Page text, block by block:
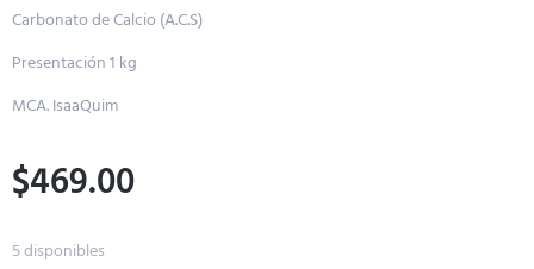
Carbonato de Calcio (A.C.S)
Presentación 1 kg
MCA. IsaaQuim
$469.00
5 disponibles